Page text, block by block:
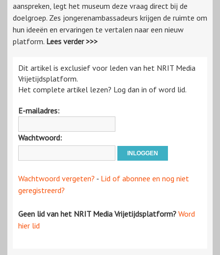
aanspreken, legt het museum deze vraag direct bij de
doelgroep. Zes jongerenambassadeurs krijgen de ruimte om
hun ideeën en ervaringen te vertalen naar een nieuw
platform. Lees verder >>>
Dit artikel is exclusief voor leden van het NRIT Media
Vrijetijdsplatform.
Het complete artikel lezen? Log dan in of word lid.
E-mailadres:
Wachtwoord:
Wachtwoord vergeten? - Lid of abonnee en nog niet
geregistreerd?
Geen lid van het NRIT Media Vrijetijdsplatform? Word
hier lid